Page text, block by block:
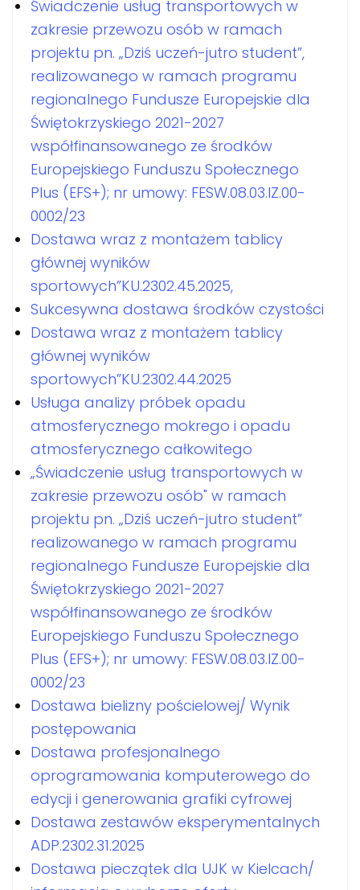
Świadczenie usług transportowych w
zakresie przewozu osób w ramach
projektu pn. „Dziś uczeń-jutro student”,
realizowanego w ramach programu
regionalnego Fundusze Europejskie dla
Świętokrzyskiego 2021-2027
współfinansowanego ze środków
Europejskiego Funduszu Społecznego
Plus (EFS+); nr umowy: FESW.08.03.IZ.00-
0002/23
Dostawa wraz z montażem tablicy
głównej wyników
sportowych”KU.2302.45.2025,
Sukcesywna dostawa środków czystości
Dostawa wraz z montażem tablicy
głównej wyników
sportowych”KU.2302.44.2025
Usługa analizy próbek opadu
atmosferycznego mokrego i opadu
atmosferycznego całkowitego
„Świadczenie usług transportowych w
zakresie przewozu osób" w ramach
projektu pn. „Dziś uczeń-jutro student”
realizowanego w ramach programu
regionalnego Fundusze Europejskie dla
Świętokrzyskiego 2021-2027
współfinansowanego ze środków
Europejskiego Funduszu Społecznego
Plus (EFS+); nr umowy: FESW.08.03.IZ.00-
0002/23
Dostawa bielizny pościelowej/ Wynik
postępowania
Dostawa profesjonalnego
oprogramowania komputerowego do
edycji i generowania grafiki cyfrowej
Dostawa zestawów eksperymentalnych
ADP.2302.31.2025
Dostawa pieczątek dla UJK w Kielcach/